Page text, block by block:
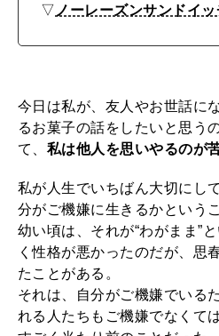
▽ ノーレーズンサンドイッ
今日は私が、友人やお世話に
るお菓子の話をしたいと思う
て、 私は他人を思いやるのが
私が人生でいちばん大切にし
分がご機嫌に生きるかという
幼い頃は、それが“わがまま”
く性格が悪かったのだが、思
たことがある。
それは、自分がご機嫌でいる
れる人たちもご機嫌でなくて